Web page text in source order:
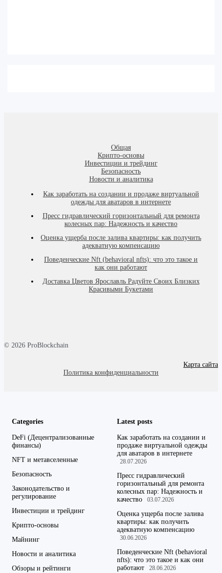
Общая
Крипто-основы
Инвестиции и трейдинг
Безопасность
Новости и аналитика
Как заработать на создании и продаже виртуальной
одежды для аватаров в интернете
Пресс гидравлический горизонтальный для ремонта
колесных пар: Надежность и качество
Оценка ущерба после залива квартиры: как получить
адекватную компенсацию
Поведенческие Nft (behavioral nfts): что это такое и
как они работают
Доставка Цветов Ярославль Радуйте Своих Близких
Красивыми Букетами
© 2026 ProBlockchain
Карта сайта
Политика конфиденциальности
Categories
DeFi (Децентрализованные
финансы)
NFT и метавселенные
Безопасность
Законодательство и
регулирование
Инвестиции и трейдинг
Крипто-основы
Майнинг
Новости и аналитика
Обзоры и рейтинги
Latest posts
Как заработать на создании и
продаже виртуальной одежды
для аватаров в интернете
28.07.2026
Пресс гидравлический
горизонтальный для ремонта
колесных пар: Надежность и
качество
03.07.2026
Оценка ущерба после залива
квартиры: как получить
адекватную компенсацию
30.06.2026
Поведенческие Nft (behavioral
nfts): что это такое и как они
работают
28.06.2026